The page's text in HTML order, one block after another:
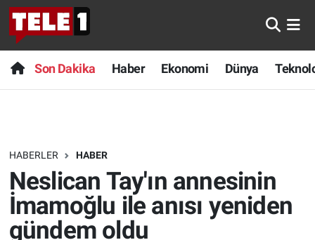
Son Dakika Haber Ekonomi Dünya
HABERLER HABER
Neslican Tay'ın annesinin
İmamoğlu ile anısı yeniden
gündem oldu
Anında Manşet
Başka Sohbetler
Bilim turu
Bilim ve Teknoloji Evreni
Doğa Konuşuyor
Son Dakika
Haber
Dünya
Teknoloji
Sağlık
Nöbetçi Eczaneler
Hava Durumu
Trafik Durumu
Süper Lig Puan Durumu ve Fikstür
Tüm Manşetler